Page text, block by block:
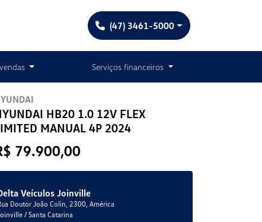
(47) 3461-5000
Serviços financeiros
HB20 1.0 12V FLEX
MANUAL 4P 2024
79.900,00
Veículos Joinville
Doutor João Colin, 2300, América
/ Santa Catarina